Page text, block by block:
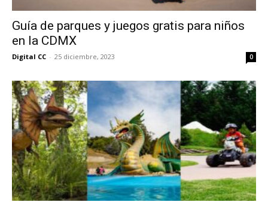
Guía de parques y juegos gratis para niños
en la CDMX
Digital CC - 25 diciembre, 2023 0